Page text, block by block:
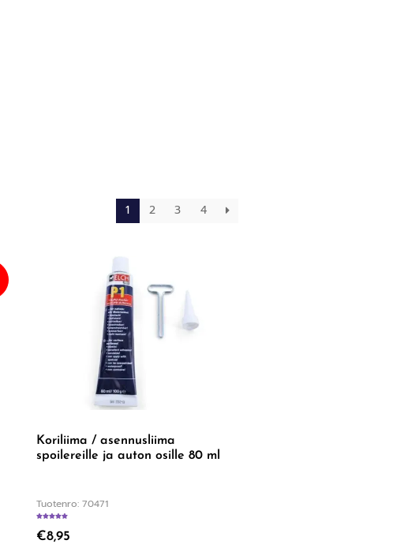
1
2 3 4
Koriliima / asennusliima
spoilereille ja auton osille 80 ml
Tuotenro: 70471
€8,95